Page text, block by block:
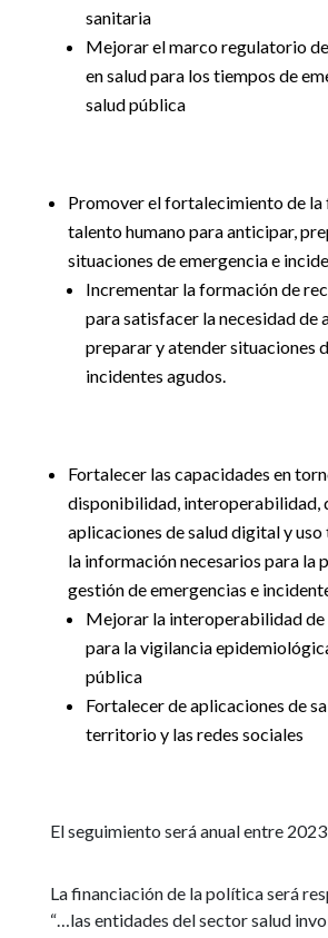
sanitaria
Mejorar el marco regulatorio
en salud para los tiempos de
salud pública
Promover el fortalecimiento de la
talento humano para anticipar,
situaciones de emergencia e
Incrementar la formación de
para satisfacer la necesidad de
preparar y atender situaciones
incidentes agudos.
Fortalecer las capacidades en
disponibilidad, interoperabilidad,
aplicaciones de salud digital y
la información necesarios para la
gestión de emergencias e
Mejorar la interoperabilidad
para la vigilancia
pública
Fortalecer de aplicaciones de
territorio y las redes sociales
El seguimiento será anual entre
La financiación de la política será
“…las entidades del sector salud